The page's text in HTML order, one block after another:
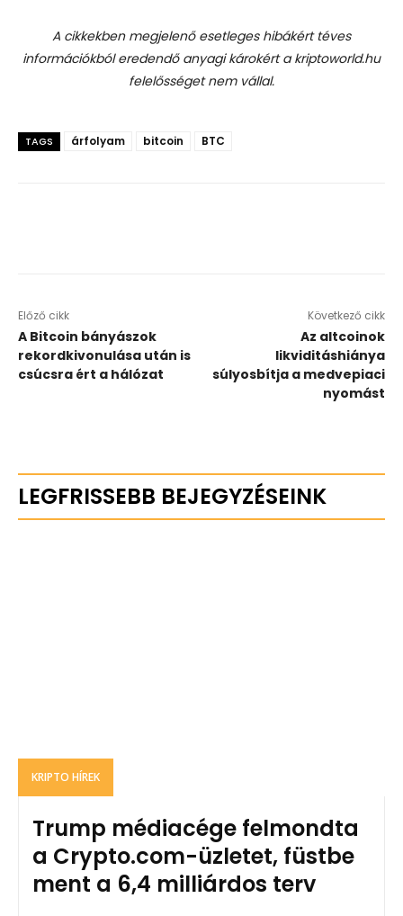
A cikkekben megjelenő esetleges hibákért téves
információkból eredendő anyagi károkért a kriptoworld.hu
felelősséget nem vállal.
TAGS árfolyam bitcoin BTC
Előző cikk
A Bitcoin bányászok
rekordkivonulása után is
csúcsra ért a hálózat
Következő cikk
Az altcoinok
likviditáshiánya
súlyosbítja a medvepiaci
nyomást
LEGFRISSEBB BEJEGYZÉSEINK
KRIPTO HÍREK
Trump médiacége felmondta
a Crypto.com-üzletet, füstbe
ment a 6,4 milliárdos terv